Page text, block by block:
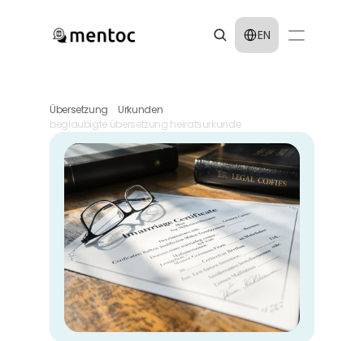
Select Language
EN
Übersetzung
Urkunden
beglaubigte übersetzung heiratsurkunde